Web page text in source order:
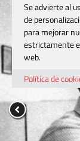
Se advierte al
de
para mejorar
estrictamente
web.
Política de